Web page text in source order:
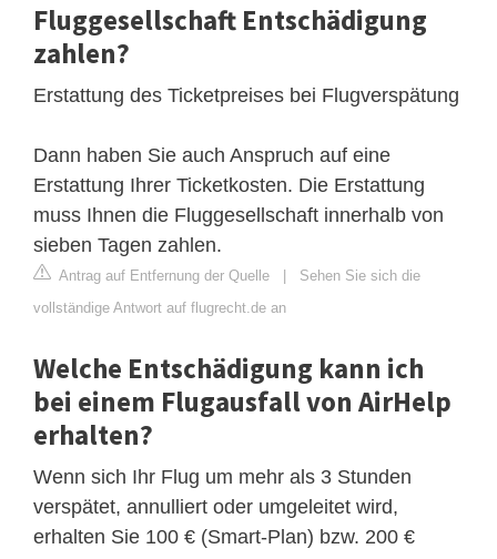
Fluggesellschaft Entschädigung
zahlen?
Erstattung des Ticketpreises bei Flugverspätung
Dann haben Sie auch Anspruch auf eine
Erstattung Ihrer Ticketkosten. Die Erstattung
muss Ihnen die Fluggesellschaft innerhalb von
sieben Tagen zahlen.
Antrag auf Entfernung der Quelle | Sehen Sie sich die
vollständige Antwort auf flugrecht.de an
Welche Entschädigung kann ich
bei einem Flugausfall von AirHelp
erhalten?
Wenn sich Ihr Flug um mehr als 3 Stunden
verspätet, annulliert oder umgeleitet wird,
erhalten Sie 100 € (Smart-Plan) bzw. 200 €